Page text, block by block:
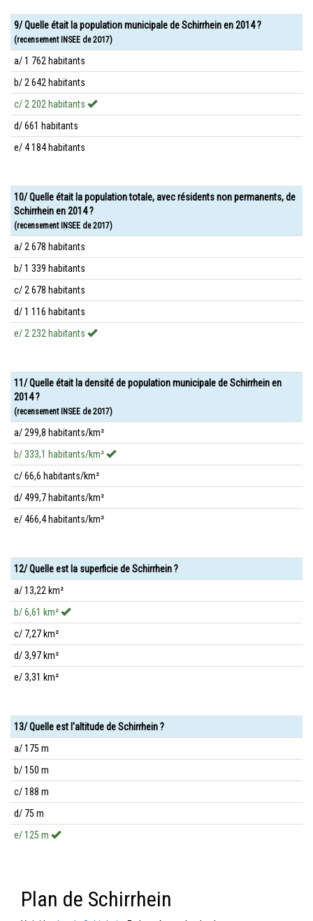
9/ Quelle était la population municipale de Schirrhein en 2014 ?
(recensement INSEE de 2017)
a/ 1 762 habitants
b/ 2 642 habitants
c/ 2 202 habitants
d/ 661 habitants
e/ 4 184 habitants
10/ Quelle était la population totale, avec résidents non permanents, de
Schirrhein en 2014 ?
(recensement INSEE de 2017)
a/ 2 678 habitants
b/ 1 339 habitants
c/ 2 678 habitants
d/ 1 116 habitants
e/ 2 232 habitants
11/ Quelle était la densité de population municipale de Schirrhein en
2014 ?
(recensement INSEE de 2017)
a/ 299,8 habitants/km²
b/ 333,1 habitants/km²
c/ 66,6 habitants/km²
d/ 499,7 habitants/km²
e/ 466,4 habitants/km²
12/ Quelle est la superficie de Schirrhein ?
a/ 13,22 km²
b/ 6,61 km²
c/ 7,27 km²
d/ 3,97 km²
e/ 3,31 km²
13/ Quelle est l'altitude de Schirrhein ?
a/ 175 m
b/ 150 m
c/ 188 m
d/ 75 m
e/ 125 m
Plan de Schirrhein